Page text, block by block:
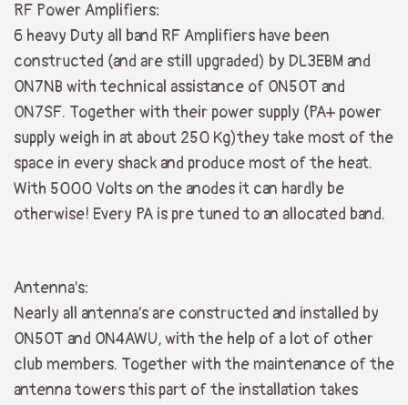
RF Power Amplifiers:
6 heavy Duty all band RF Amplifiers have been
constructed (and are still upgraded) by DL3EBM and
ON7NB with technical assistance of ON5OT and
ON7SF. Together with their power supply (PA+ power
supply weigh in at about 250 Kg)they take most of the
space in every shack and produce most of the heat.
With 5000 Volts on the anodes it can hardly be
otherwise! Every PA is pre tuned to an allocated band.
Antenna’s:
Nearly all antenna’s are constructed and installed by
ON5OT and ON4AWU, with the help of a lot of other
club members. Together with the maintenance of the
antenna towers this part of the installation takes